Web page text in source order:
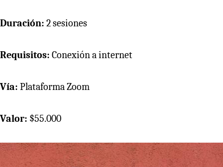
Duración: 2 sesiones
Requisitos: Conexión a internet
Vía: Plataforma Zoom
Valor: $55.000